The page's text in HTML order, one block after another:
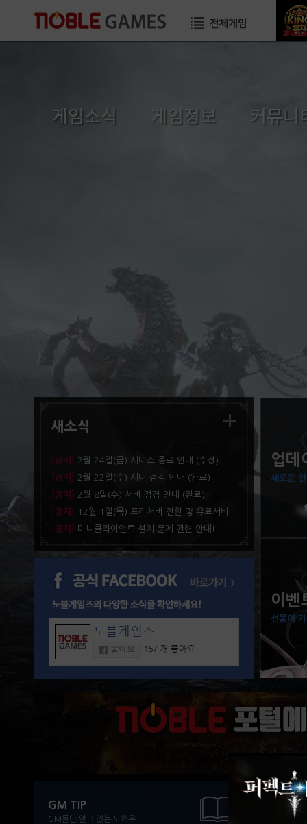
게임소식 게임정보 커뮤니
새소식
[공지]
2월 24일(금) 서비스 종료 안내 (수정)
[공지]
2월 22일(수) 서버 점검 안내 (완료)
[공지]
2월 8일(수) 서버 점검 안내 (완료)
[공지]
12월 1일(목) 프리서버 전환 및 유료서비
스 종료 안내
[공지] 미니클라이언트 설치 문제 관련 안내!
업데
새로운
이벤
선물이
GM TIP
GM들만 알고 있는 노하우 조